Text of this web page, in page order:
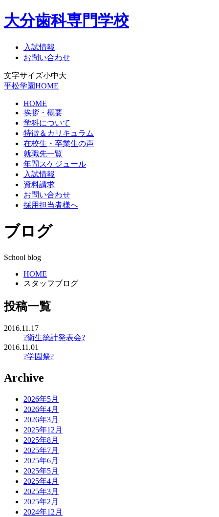
大分歯科専門学校
入試情報
お問い合わせ
文字サイズ小中大
平松学園HOME
HOME
挨拶・概要
学科について
特徴＆カリキュラム
在校生・卒業生の声
就職先一覧
年間スケジュール
入試情報
資料請求
お問い合わせ
採用担当者様へ
ブログ
School blog
HOME
スタッフブログ
投稿一覧
2016.11.17
?衛生統計発表会?
2016.11.01
?学園祭?
Archive
2026年5月
2026年4月
2026年3月
2025年12月
2025年8月
2025年7月
2025年6月
2025年5月
2025年4月
2025年3月
2025年2月
2024年12月